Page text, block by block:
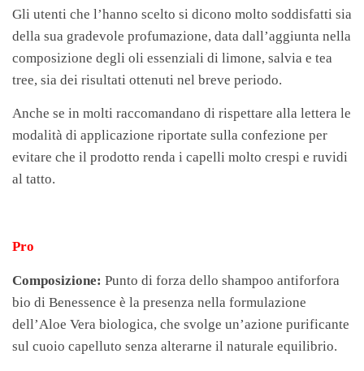
Gli utenti che l’hanno scelto si dicono molto soddisfatti sia
della sua gradevole profumazione, data dall’aggiunta nella
composizione degli oli essenziali di limone, salvia e tea
tree, sia dei risultati ottenuti nel breve periodo.
Anche se in molti raccomandano di rispettare alla lettera le
modalità di applicazione riportate sulla confezione per
evitare che il prodotto renda i capelli molto crespi e ruvidi
al tatto.
Pro
Composizione: Punto di forza dello shampoo antiforfora
bio di Benessence è la presenza nella formulazione
dell’Aloe Vera biologica, che svolge un’azione purificante
sul cuoio capelluto senza alterarne il naturale equilibrio.